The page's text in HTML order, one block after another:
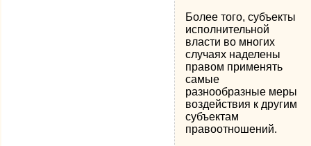
Более того, субъекты
исполнительной
власти во многих
случаях наделены
правом применять
самые
разнообразные меры
воздействия к другим
субъектам
правоотношений.